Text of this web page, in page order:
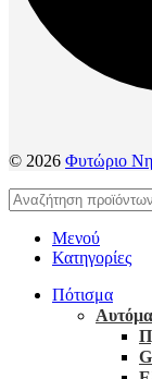
© 2026 Φυτώριο
Μενού
Κατηγορίες
Πότισμα